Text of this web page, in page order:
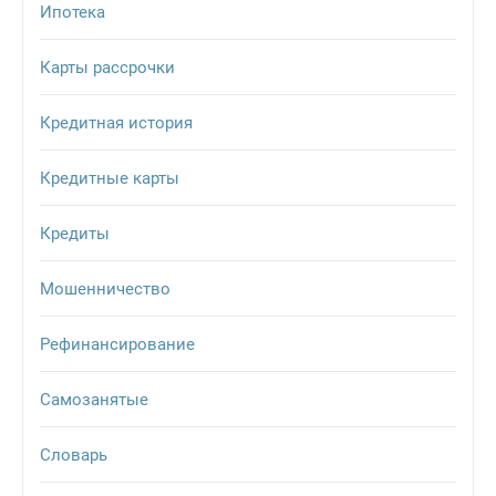
Ипотека
Карты рассрочки
Кредитная история
Кредитные карты
Кредиты
Мошенничество
Рефинансирование
Самозанятые
Словарь